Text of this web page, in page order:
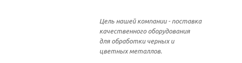
Цель нашей компании - поставка
качественного оборудования
для обработки черных и
цветных металлов.